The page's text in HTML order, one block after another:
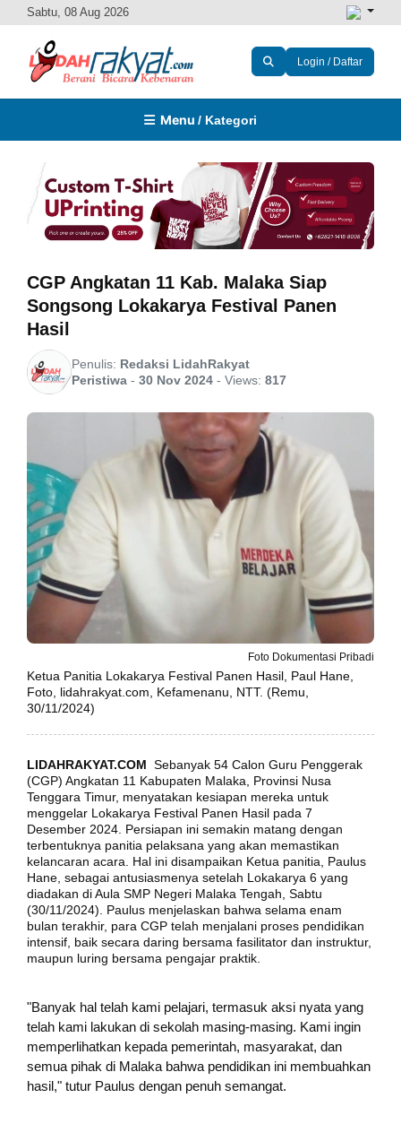
Sabtu, 08 Aug 2026
Login / Daftar
Menu / Kategori
CGP Angkatan 11 Kab. Malaka Siap
Songsong Lokakarya Festival Panen
Hasil
Penulis: Redaksi LidahRakyat
Peristiwa - 30 Nov 2024 - Views: 817
Foto Dokumentasi Pribadi
Ketua Panitia Lokakarya Festival Panen Hasil, Paul Hane,
Foto, lidahrakyat.com, Kefamenanu, NTT. (Remu,
30/11/2024)
LIDAHRAKYAT.COM Sebanyak 54 Calon Guru Penggerak
(CGP) Angkatan 11 Kabupaten Malaka, Provinsi Nusa
Tenggara Timur, menyatakan kesiapan mereka untuk
menggelar Lokakarya Festival Panen Hasil pada 7
Desember 2024. Persiapan ini semakin matang dengan
terbentuknya panitia pelaksana yang akan memastikan
kelancaran acara. Hal ini disampaikan Ketua panitia, Paulus
Hane, sebagai antusiasmenya setelah Lokakarya 6 yang
diadakan di Aula SMP Negeri Malaka Tengah, Sabtu
(30/11/2024). Paulus menjelaskan bahwa selama enam
bulan terakhir, para CGP telah menjalani proses pendidikan
intensif, baik secara daring bersama fasilitator dan instruktur,
maupun luring bersama pengajar praktik.
"Banyak hal telah kami pelajari, termasuk aksi nyata yang
telah kami lakukan di sekolah masing-masing. Kami ingin
memperlihatkan kepada pemerintah, masyarakat, dan
semua pihak di Malaka bahwa pendidikan ini membuahkan
hasil," tutur Paulus dengan penuh semangat.